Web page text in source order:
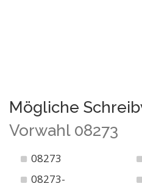
Mögliche
Vorwahl 08273
08273
08273-